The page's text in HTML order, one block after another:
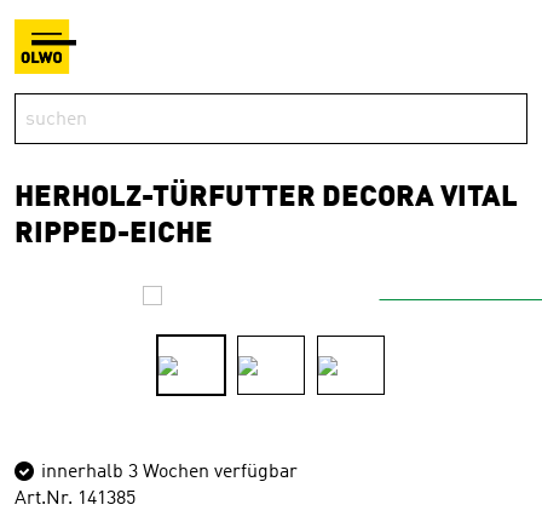
HERHOLZ-TÜRFUTTER DECORA VITAL
RIPPED-EICHE
innerhalb 3 Wochen verfügbar
Art.Nr. 141385